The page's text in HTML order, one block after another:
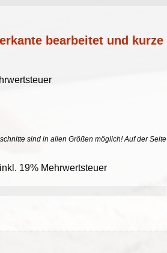
bearbeitet und kurze
sind in allen Größen möglich! Auf der Seite
19% Mehrwertsteuer